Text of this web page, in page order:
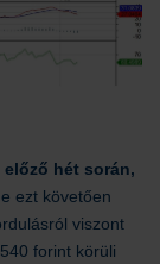
hét során,
ezt követően
viszont
forint körüli